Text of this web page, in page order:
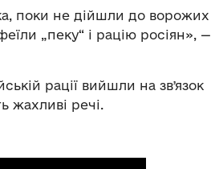
поки не дійшли до ворожих
„пеку“ і рацію росіян», —
рації вийшли на звʼязок
жахливі речі.